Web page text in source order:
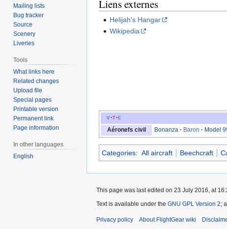
Liens externes
Helijah's Hangar
Wikipedia
v t e
Aéronefs civil Bonanza Baron Model
Categories: All aircraft Beechcraft
Mailing lists
Bug tracker
Source
Scenery
Liveries
Tools
What links here
Related changes
Upload file
Special pages
Printable version
Permanent link
Page information
In other languages
English
This page was last edited on 23 July 2016, at
Text is available under the GNU GPL Version 2;
Privacy policy About FlightGear wiki